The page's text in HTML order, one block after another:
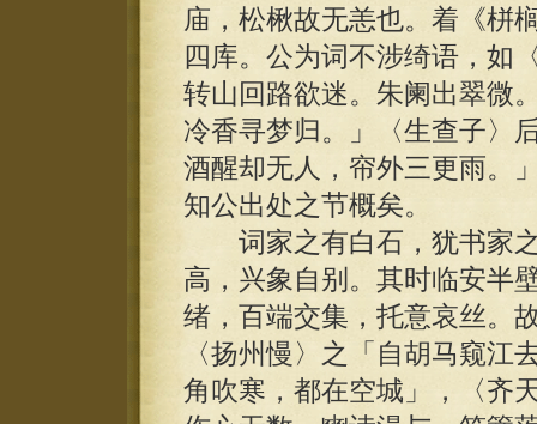
庙，松楸故无恙也。着《栟
四库。公为词不涉绮语，如
转山回路欲迷。朱阑出翠微
冷香寻梦归。」〈生查子〉
酒醒却无人，帘外三更雨。
知公出处之节概矣。
词家之有白石，犹书家之
高，兴象自别。其时临安半
绪，百端交集，托意哀丝。
〈扬州慢〉之「自胡马窥江
角吹寒，都在空城」，〈齐